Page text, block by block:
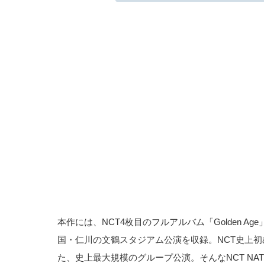
本作には、NCT4枚目のフルアルバム「Golden
国・仁川の文鶴スタジアム公演を収録。NCT史上
た、史上最大規模のグループ公演。そんなNCT